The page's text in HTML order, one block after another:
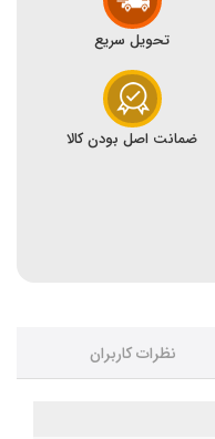
تحویل سریع
ضمانت اصل بودن کالا
نظرات کاربران